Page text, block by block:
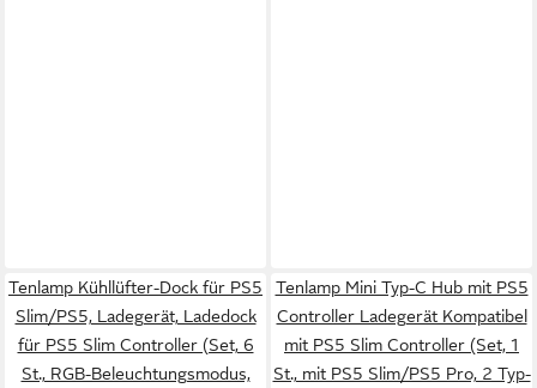
Tenlamp Kühllüfter-Dock für PS5
Slim/PS5, Ladegerät, Ladedock
für PS5 Slim Controller (Set, 6
St., RGB-Beleuchtungsmodus,
Tenlamp Mini Typ-C Hub mit PS5
Controller Ladegerät Kompatibel
mit PS5 Slim Controller (Set, 1
St., mit PS5 Slim/PS5 Pro, 2 Typ-